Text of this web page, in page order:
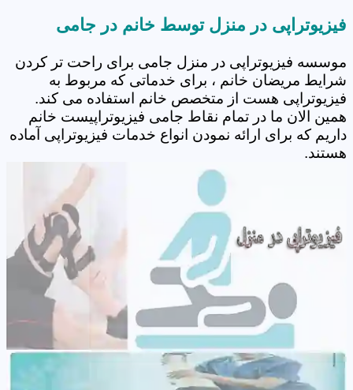
فیزیوتراپی در منزل توسط خانم در جامی
موسسه فیزیوتراپی در منزل جامی برای راحت تر کردن
شرایط مریضان خانم ، برای خدماتی که مربوط به
فیزیوتراپی هست از متخصص خانم استفاده می کند.
همین الان ما در تمام نقاط جامی فیزیوتراپیست خانم
داریم که برای ارائه نمودن انواع خدمات فیزیوتراپی آماده
هستند.